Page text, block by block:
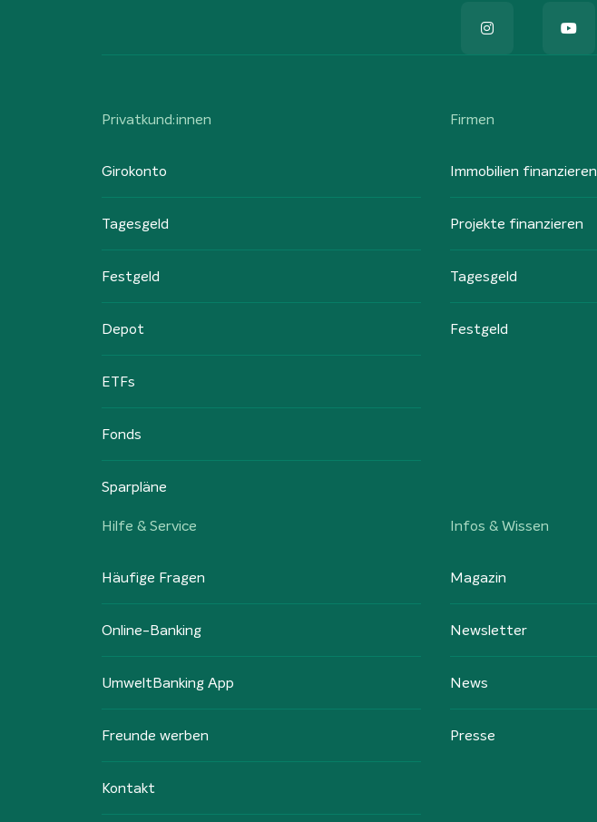
Privatkund:innen
Girokonto
Tagesgeld
Festgeld
Depot
ETFs
Fonds
Sparpläne
Firmen
Immobilien finanzieren
Projekte finanzieren
Tagesgeld
Festgeld
Hilfe & Service
Häufige Fragen
Online-Banking
UmweltBanking App
Freunde werben
Kontakt
Infos & Wissen
Magazin
Newsletter
News
Presse